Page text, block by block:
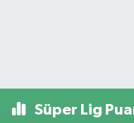
Süper Lig